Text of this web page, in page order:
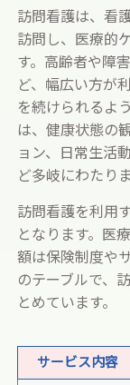
訪問看護は、看
訪問し、医療的
す。高齢者や障
ど、幅広い方が
を続けられるよ
は、健康状態の
ョン、日常生活
ど多岐にわたりま
訪問看護を利用
となります。医
額は保険制度や
のテーブルで、
とめています。
サービス内容